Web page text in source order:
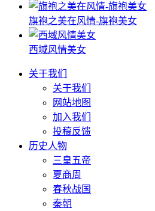
旗袍之美在风情-旗袍美女
西域风情美女
关于我们
关于我们
网站地图
加入我们
投稿反馈
历史人物
三皇五帝
夏商周
春秋战国
秦朝